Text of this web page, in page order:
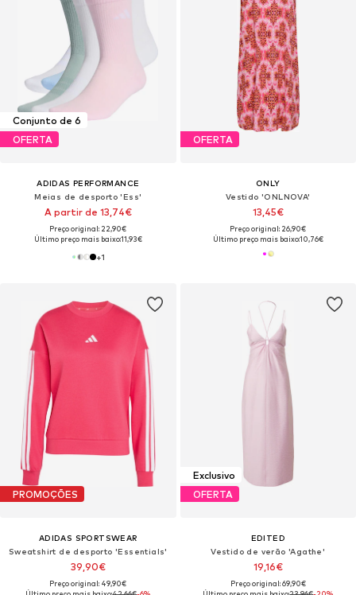
Conjunto de 6
OFERTA
ADIDAS PERFORMANCE
Meias de desporto 'Ess'
A partir de 13,74€
Preço original: 22,90€
Último preço mais baixo:11,93€
+1
OFERTA
ONLY
Vestido 'ONLNOVA'
13,45€
Preço original: 26,90€
Último preço mais baixo:10,76€
PROMOÇÕES
ADIDAS SPORTSWEAR
Sweatshirt de desporto 'Essentials'
39,90€
Preço original: 49,90€
Exclusivo
OFERTA
EDITED
Vestido de verão 'Agathe'
19,16€
Preço original: 69,90€